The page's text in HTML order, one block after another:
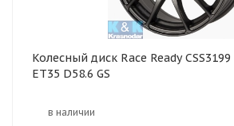
Колесный диск Race Ready
ET35 D58.6 GS
в наличии